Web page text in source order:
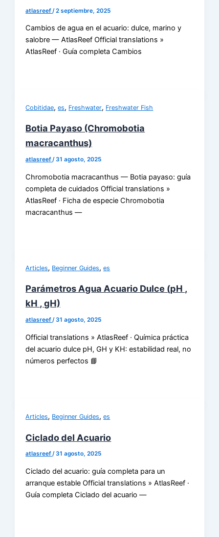
atlasreef /2 septiembre, 2025
Cambios de agua en el acuario: dulce, marino y
salobre — AtlasReef Official translations »
AtlasReef · Guía completa Cambios
Cobitidae,es, Freshwater, Freshwater Fish
Botia Payaso (Chromobotia
macracanthus)
atlasreef/31 agosto, 2025
Chromobotia macracanthus — Botia payaso: guía
completa de cuidados Official translations »
AtlasReef · Ficha de especie Chromobotia
macracanthus —
Articles, Beginner Guides,es
Parámetros Agua Acuario Dulce (pH ,
kH , gH)
atlasreef/31 agosto, 2025
Official translations » AtlasReef · Química práctica
del acuario dulce pH, GH y KH: estabilidad real, no
números perfectos 📘
Articles, Beginner Guides,es
Ciclado del Acuario
atlasreef/31 agosto, 2025
Ciclado del acuario: guía completa para un
arranque estable Official translations » AtlasReef ·
Guía completa Ciclado del acuario —